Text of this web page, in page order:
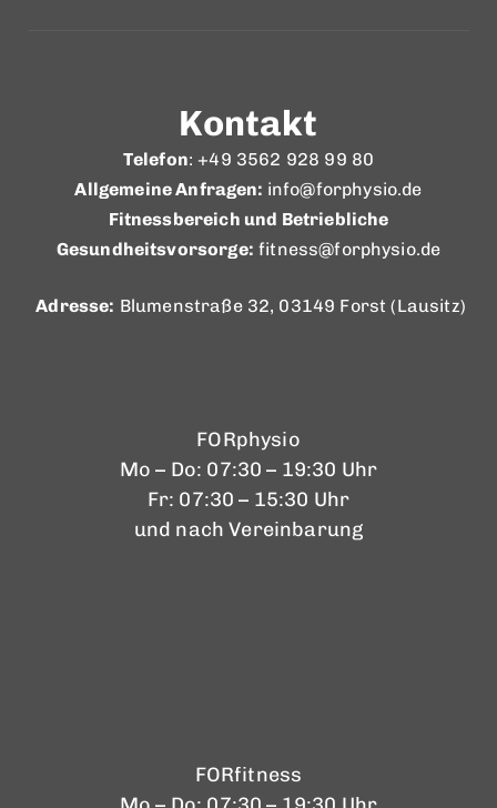
Kontakt
Telefon: +49 3562 928 99 80
Allgemeine Anfragen: info@forphysio.de
Fitnessbereich und Betriebliche
Gesundheitsvorsorge: fitness@forphysio.de
Adresse: Blumenstraße 32, 03149 Forst (Lausitz)
FORphysio
Mo – Do: 07:30 – 19:30 Uhr
Fr: 07:30 – 15:30 Uhr
und nach Vereinbarung
FORfitness